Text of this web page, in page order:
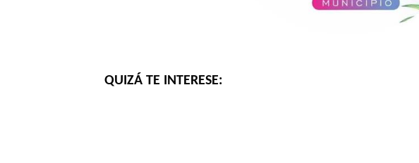
QUIZÁ TE INTERESE: